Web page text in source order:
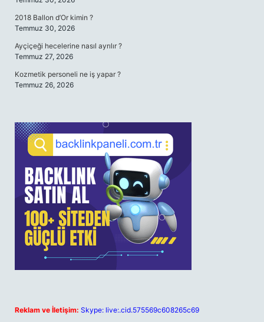
2018 Ballon d’Or kimin ?
Temmuz 30, 2026
Ayçiçeği hecelerine nasıl ayrılır ?
Temmuz 27, 2026
Kozmetik personeli ne iş yapar ?
Temmuz 26, 2026
Reklam ve İletişim: Skype: live:.cid.575569c608265c69